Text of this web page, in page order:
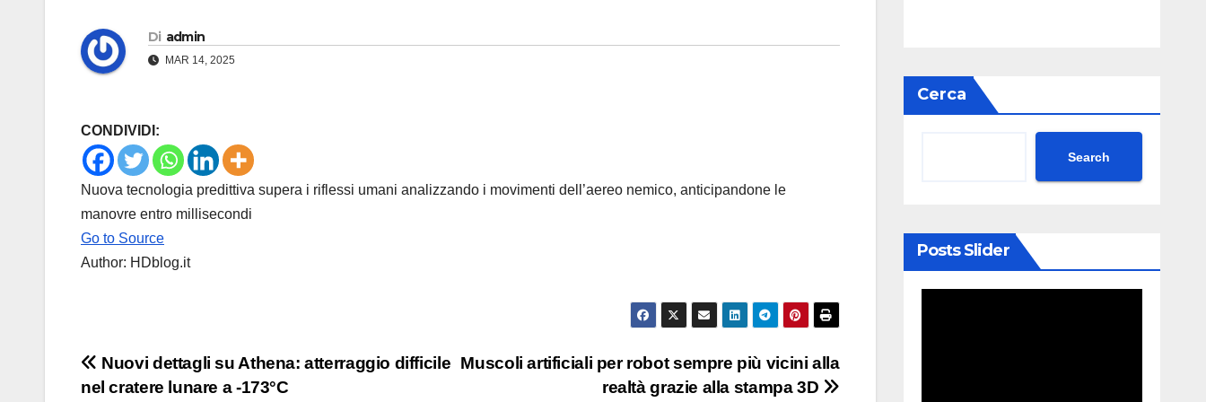
Di admin
MAR 14, 2025
CONDIVIDI:
Nuova tecnologia predittiva supera i riflessi umani analizzando i movimenti dell’aereo nemico, anticipandone le
manovre entro millisecondi
Go to Source
Author: HDblog.it
Navigazione
Muscoli artificiali per robot sempre più vicini alla
realtà grazie alla stampa 3D
Nuovi dettagli su Athena: atterraggio difficile
nel cratere lunare a -173°C
Cerca
Search
Posts Slider